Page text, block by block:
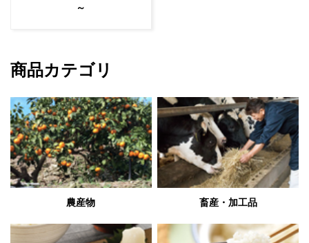
～
商品カテゴリ
農産物 畜産・加工品